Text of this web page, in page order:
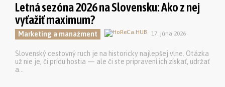
Letná sezóna 2026 na Slovensku: Ako z nej
vyťažiť maximum?
Marketing a manažment 17. júna 2026
Slovenský cestovný ruch je na historicky najlepšej vlne. Otázka
už nie je, či prídu hostia — ale či ste pripravení ich získať, udržať
a...